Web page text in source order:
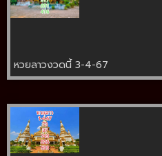
หวยลาวงวดนี้ 3-4-67